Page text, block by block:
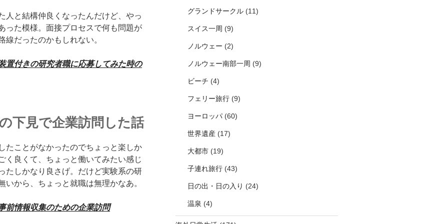
人と結構仲良くなったんだけど、やっ
った模様。面接プロセスで何も問題が
線だったのかもしれない。
置付きの研究者職に応募してみた時の
下見で企業訪問した話
たことがなかったのでちょっと楽しか
く良くて、ちょっと働いてみたい感じ
たしかなり良さげ。だけど実験系の研
から、ちょっと就職は無理かなあ。
前情報収集のための企業訪問
グランドサークル(11)
スイス一周 (9)
ノルウェー (2)
ノルウェー南部一周 (9)
ビーチ (4)
フェリー旅行(9)
ヨーロッパ(60)
世界遺産(17)
大都市(19)
子連れ旅行(43)
日の出・日の入り (24)
温泉 (4)